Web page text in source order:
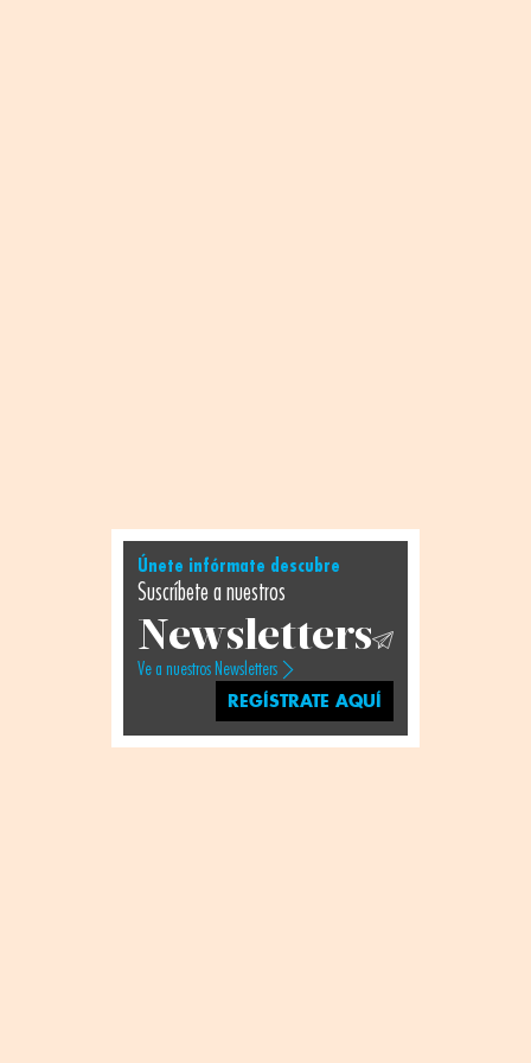
Únete infórmate descubre
Suscríbete a nuestros
Newsletters
Ve a nuestros Newsletters
REGÍSTRATE AQUÍ